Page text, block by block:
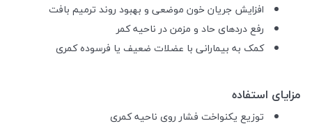
افزایش جریان خون موضعی و بهبود روند ترمیم بافت
رفع دردهای حاد و مزمن در ناحیه کمر
کمک به بیمارانی با عضلات ضعیف یا فرسوده کمری
مزایای استفاده
توزیع یکنواخت فشار روی ناحیه کمری